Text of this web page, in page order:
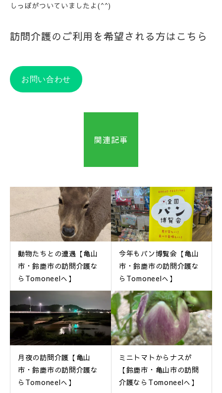
しっぽがついていましたよ(^^)
訪問介護のご利用を希望される方はこちら
お問い合わせ
関連記事
動物たちとの遭遇【亀山
市・鈴鹿市の訪問介護な
らTomoneelへ】
今年もパン博覧会【亀山
市・鈴鹿市の訪問介護な
らTomoneelへ】
月夜の訪問介護【亀山
市・鈴鹿市の訪問介護な
らTomoneelへ】
ミニトマトからナスが
【鈴鹿市・亀山市の訪問
介護ならTomoneelへ】